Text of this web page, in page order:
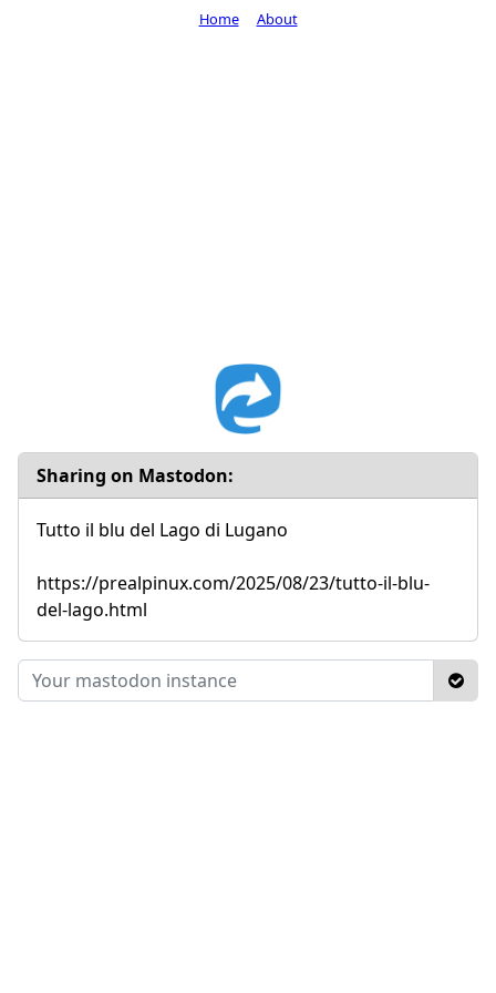
Sharing on Mastodon:
Tutto il blu del Lago di Lugano
https://prealpinux.com/2025/08/23/tutto-il-blu-
del-lago.html
Home About